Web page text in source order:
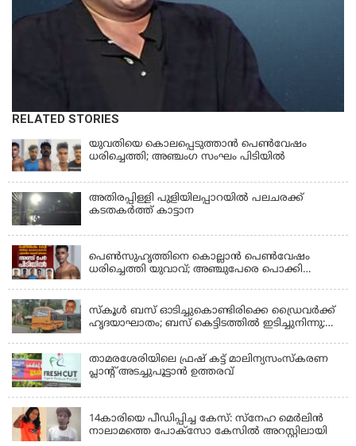
RELATED STORIES
യുവതിയെ കൊലപ്പെടുത്താൻ പെൺവേഷം
ധരിച്ചെത്തി; അഞ്ചംഗ സംഘം പിടിയിൽ
അതിരപ്പിള്ളി പുളിയിലപ്പാറയിൽ പലചരക്ക്
കടതകർത്ത് കാട്ടാന
പെണ്‍സുഹൃത്തിനെ കൊല്ലാന്‍ പെണ്‍വേഷം
ധരിച്ചെത്തി യുവാവ്; അഞ്ചുപേരെ പൊക്കി
സ്കൂൾ ബസ് ഓടിച്ചുകൊണ്ടിരിക്കെ ഡ്രൈവർക്ക്
ഹൃദയാഘാതം; ബസ് കെട്ടിടത്തിൽ ഇടിച്ചുനിന്നു;
താമരശേരിയിലെ ഫ്രഷ് കട്ട് മാലിന്യസംസ്കരണ
പ്ലാന്റ് അടച്ചുപൂട്ടാൻ ഉത്തരവ്
14കാരിയെ പീഡിപ്പിച്ച കേസ്: സ്നേഹ മെർലിൻ
നാലാമത്തെ പോക്‌സോ കേസിൽ അറസ്റ്റിലായി